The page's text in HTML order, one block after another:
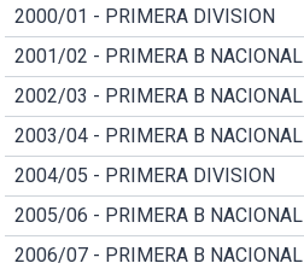
2000/01 - PRIMERA DIVISION
2001/02 - PRIMERA B NACIONAL
2002/03 - PRIMERA B NACIONAL
2003/04 - PRIMERA B NACIONAL
2004/05 - PRIMERA DIVISION
2005/06 - PRIMERA B NACIONAL
2006/07 - PRIMERA B NACIONAL